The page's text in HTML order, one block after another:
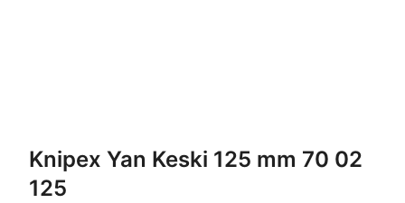
Knipex Yan Keski 125 mm 70 02
125